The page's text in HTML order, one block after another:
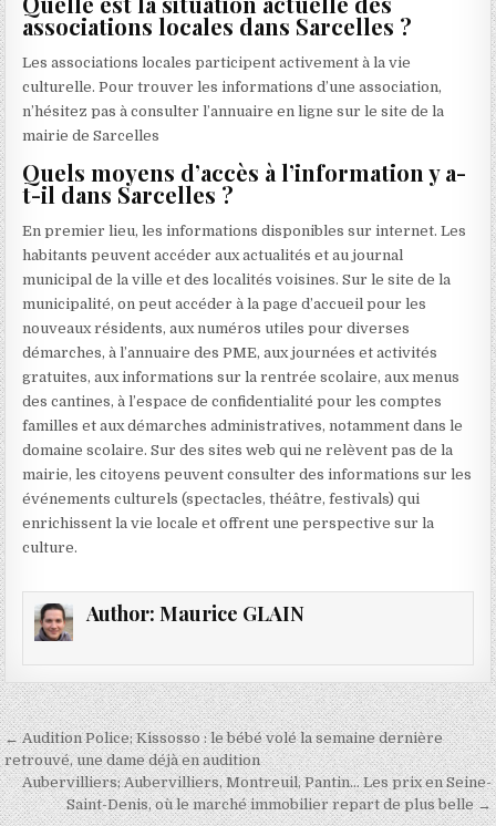
associations locales dans Sarcelles ?
Les associations locales participent activement à la vie
culturelle. Pour trouver les informations d’une association,
n’hésitez pas à consulter l’annuaire en ligne sur le site de la
mairie de Sarcelles
Quels moyens d’accès à l’information y a-
t-il dans Sarcelles ?
En premier lieu, les informations disponibles sur internet. Les
habitants peuvent accéder aux actualités et au journal
municipal de la ville et des localités voisines. Sur le site de la
municipalité, on peut accéder à la page d’accueil pour les
nouveaux résidents, aux numéros utiles pour diverses
démarches, à l’annuaire des PME, aux journées et activités
gratuites, aux informations sur la rentrée scolaire, aux menus
des cantines, à l’espace de confidentialité pour les comptes
familles et aux démarches administratives, notamment dans le
domaine scolaire. Sur des sites web qui ne relèvent pas de la
mairie, les citoyens peuvent consulter des informations sur les
événements culturels (spectacles, théâtre, festivals) qui
enrichissent la vie locale et offrent une perspective sur la
culture.
Author: Maurice GLAIN
Navigation
de
l’article
← Audition Police; Kissosso : le bébé volé la semaine dernière
retrouvé, une dame déjà en audition
Aubervilliers; Aubervilliers, Montreuil, Pantin… Les prix en Seine-
Saint-Denis, où le marché immobilier repart de plus belle →